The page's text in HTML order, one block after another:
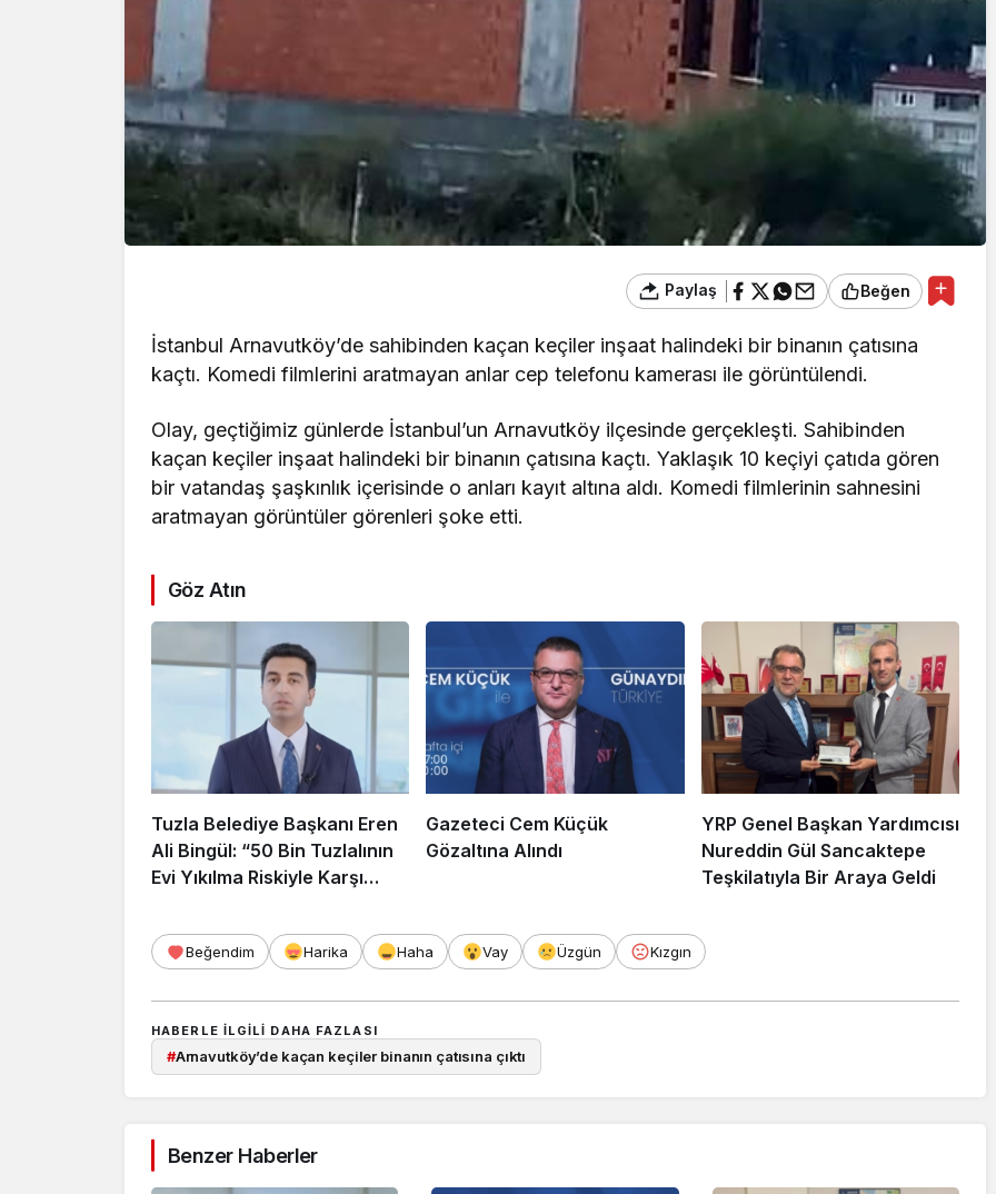
Paylaş Beğen
İstanbul Arnavutköy’de sahibinden kaçan keçiler inşaat halindeki bir binanın çatısına
kaçtı. Komedi filmlerini aratmayan anlar cep telefonu kamerası ile görüntülendi.
Olay, geçtiğimiz günlerde İstanbul’un Arnavutköy ilçesinde gerçekleşti. Sahibinden
kaçan keçiler inşaat halindeki bir binanın çatısına kaçtı. Yaklaşık 10 keçiyi çatıda gören
bir vatandaş şaşkınlık içerisinde o anları kayıt altına aldı. Komedi filmlerinin sahnesini
aratmayan görüntüler görenleri şoke etti.
Göz Atın
Tuzla Belediye Başkanı Eren
Ali Bingül: “50 Bin Tuzlalının
Evi Yıkılma Riskiyle Karşı
Gazeteci Cem Küçük
Gözaltına Alındı
YRP Genel Başkan Yardımcısı
Nureddin Gül Sancaktepe
Teşkilatıyla Bir Araya Geldi
Beğendim Harika Haha Vay Üzgün Kızgın
HABERLE ILGILI DAHA FAZLASI
#Arnavutköy’de kaçan keçiler binanın çatısına çıktı
Benzer Haberler